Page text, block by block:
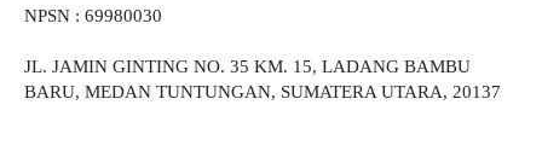
NPSN : 69980030
JL. JAMIN GINTING NO. 35 KM. 15, LADANG BAMBU
BARU, MEDAN TUNTUNGAN, SUMATERA UTARA, 20137